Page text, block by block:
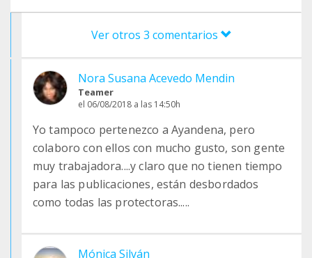
Ver otros 3 comentarios
Nora Susana Acevedo Mendin
Teamer
el 06/08/2018 a las 14:50h
Yo tampoco pertenezco a Ayandena, pero
colaboro con ellos con mucho gusto, son gente
muy trabajadora....y claro que no tienen tiempo
para las publicaciones, están desbordados
como todas las protectoras.....
Mónica Silván